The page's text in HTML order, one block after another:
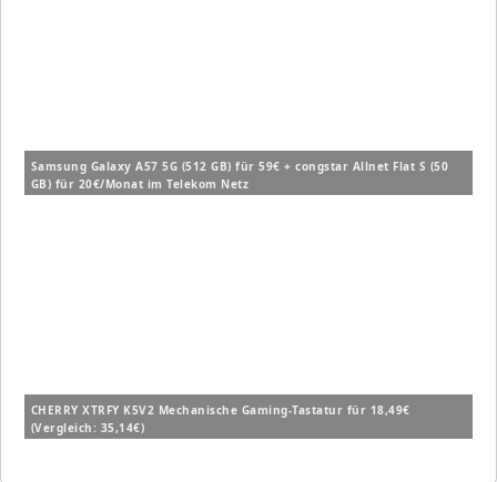
Samsung Galaxy A57 5G (512 GB) für 59€ + congstar Allnet Flat S (50
GB) für 20€/Monat im Telekom Netz
CHERRY XTRFY K5V2 Mechanische Gaming-Tastatur für 18,49€
(Vergleich: 35,14€)